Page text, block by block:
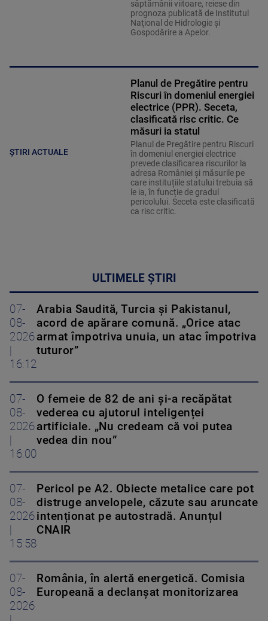
săptămânii viitoare, reiese din
prognoza publicată de Institutul
Naţional de Hidrologie şi
Gospodărire a Apelor.
ȘTIRI ACTUALE
Planul de Pregătire pentru
Riscuri în domeniul energiei
electrice (PPR). Seceta,
clasificată risc critic. Ce
măsuri ia statul
Planul de Pregătire pentru Riscuri
în domeniul energiei electrice
prevede clasificarea riscurilor la
adresa României și măsurile pe
care instituțiile statului trebuia să
le ia, în funcție de gradul
pericolului. Seceta este clasificată
ca risc critic.
ULTIMELE ȘTIRI
07-
08-
2026
16:12
Arabia Saudită, Turcia și Pakistanul,
acord de apărare comună. „Orice atac
armat împotriva unuia, un atac împotriva
tuturor”
07-
08-
2026
16:00
O femeie de 82 de ani și-a recăpătat
vederea cu ajutorul inteligenței
artificiale. „Nu credeam că voi putea
vedea din nou”
07-
08-
2026
15:58
Pericol pe A2. Obiecte metalice care pot
distruge anvelopele, căzute sau aruncate
intenționat pe autostradă. Anunțul
CNAIR
07-
08-
2026
România, în alertă energetică. Comisia
Europeană a declanșat monitorizarea